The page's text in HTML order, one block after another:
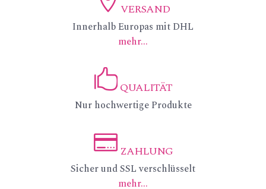
ic
on
_p
in
lt
ic
VERSAND
Innerhalb Europas mit DHL
mehr...
ic
on
_li
ke
QUALITÄT
Nur hochwertige Produkte
ic
ZAHLUNG
Sicher und SSL verschlüsselt
mehr...